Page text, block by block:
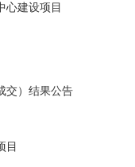
心建设项目
交）结果公告
目